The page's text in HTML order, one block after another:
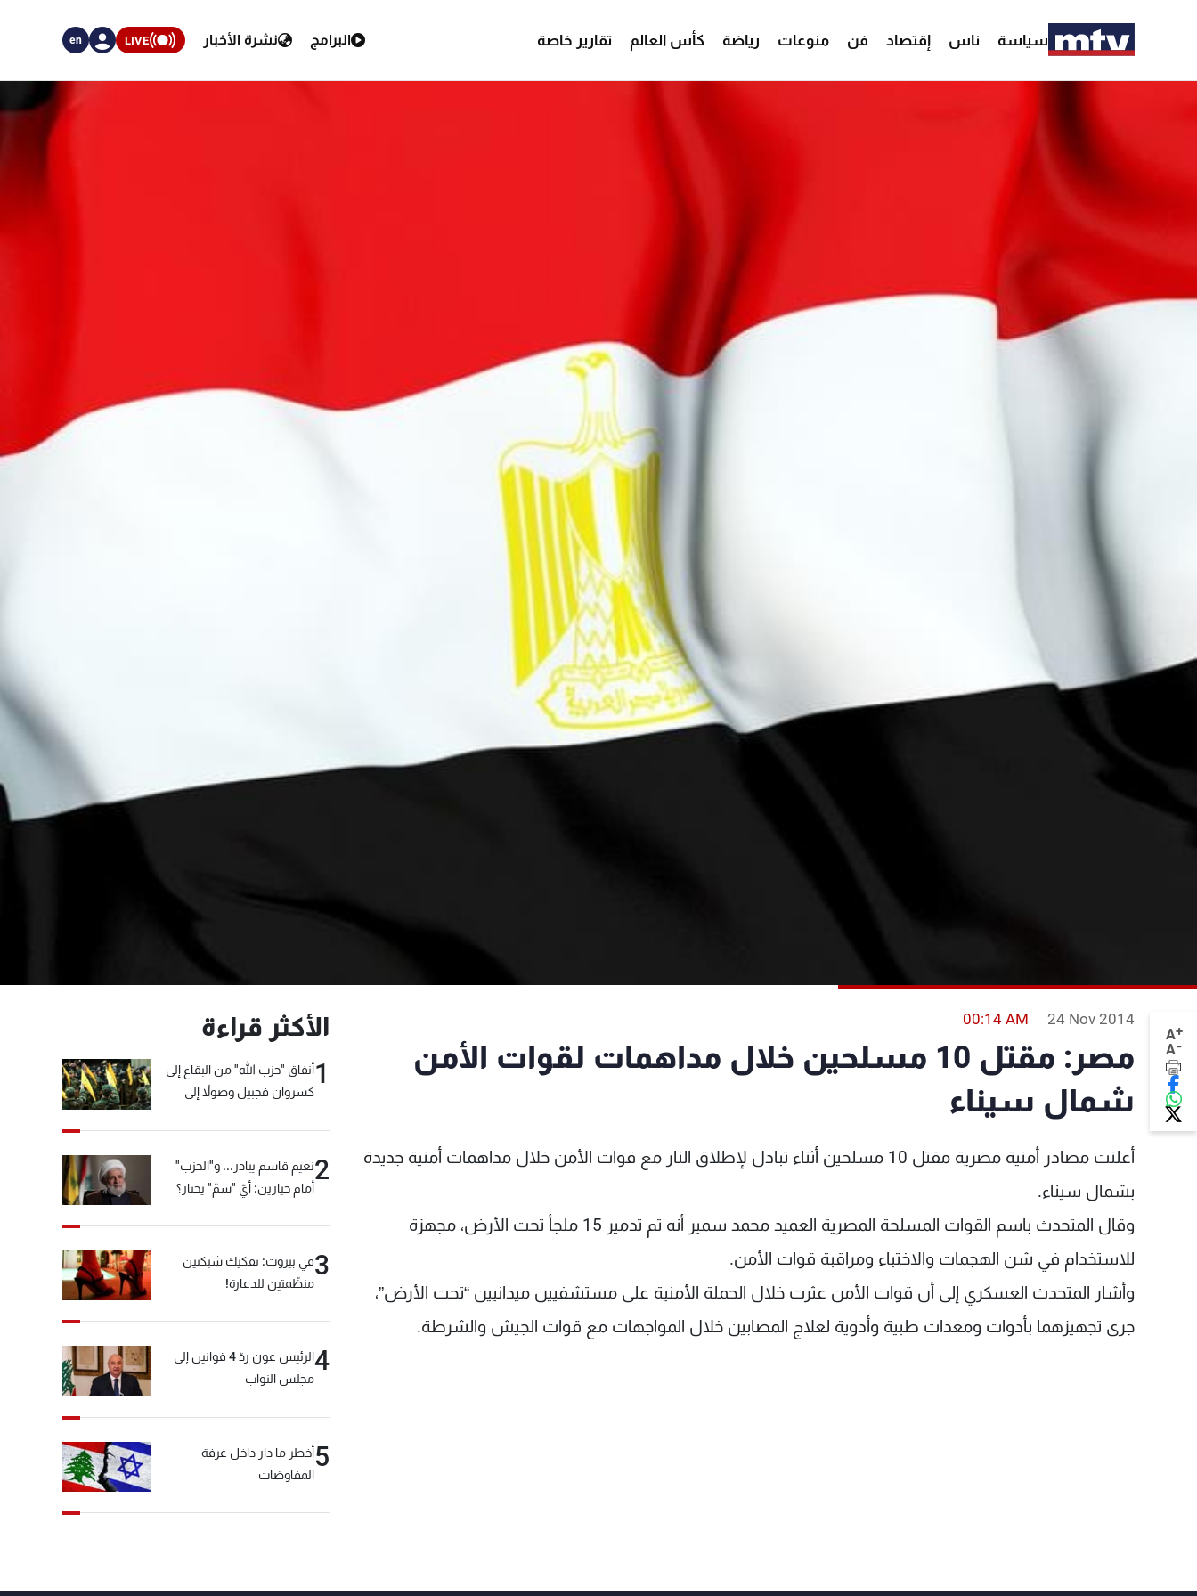
سياسة ناس إقتصاد فن منوعات رياضة كأس العالم تقارير خاصة البرامج نشرة الأخبار LIVE
en
A+
A-
24 Nov 2014
00:14 AM
مصر: مقتل 10 مسلحين خلال مداهمات لقوات الأمن
شمال سيناء
أعلنت مصادر أمنية مصرية مقتل 10 مسلحين أثناء تبادل لإطلاق النار مع قوات الأمن خلال مداهمات أمنية جديدة
بشمال سيناء.
وقال المتحدث باسم القوات المسلحة المصرية العميد محمد سمير أنه تم تدمير 15 ملجأ تحت الأرض، مجهزة
للاستخدام في شن الهجمات والاختباء ومراقبة قوات الأمن.
وأشار المتحدث العسكري إلى أن قوات الأمن عثرت خلال الحملة الأمنية على مستشفيين ميدانيين “تحت الأرض”،
جرى تجهيزهما بأدوات ومعدات طبية وأدوية لعلاج المصابين خلال المواجهات مع قوات الجيش والشرطة.
الأكثر قراءة
1أنفاق "حزب الله" من البقاع إلى
كسروان فجبيل وصولاً إلى
2نعيم قاسم يبادر... و"الحزب"
أمام خيارين: أيّ "سمّ" يختار؟
3في بيروت: تفكيك شبكتين
منظّمتين للدعارة!
4
الرئيس عون ردّ 4 قوانين إلى
مجلس النواب
5أخطر ما دار داخل غرفة
المفاوضات